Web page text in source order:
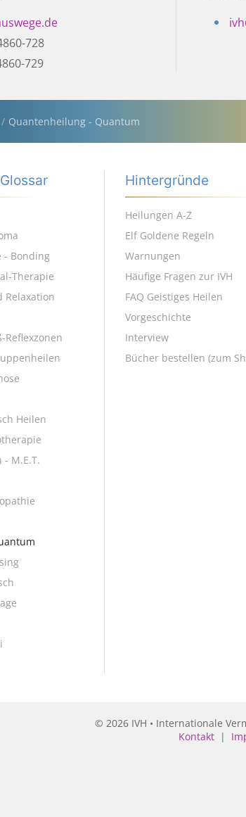
728
729
Quantenheilung - Quantum
- Bonding
Therapie
Relaxation
Reflexzonen
Heilen
M.E.T.
Hintergründe
Heilungen A-Z
Elf Goldene Regeln
Warnungen
Häufige Fragen zur IVH
FAQ Geistiges Heilen
Vorgeschichte
Interview
Bücher bestellen (zum
© 2026 IVH • Internationale
Kontakt |